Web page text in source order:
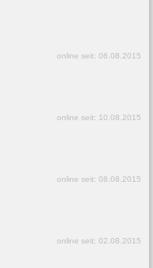
online seit: 06.08.2015
online seit: 10.08.2015
online seit: 08.08.2015
online seit: 02.08.2015